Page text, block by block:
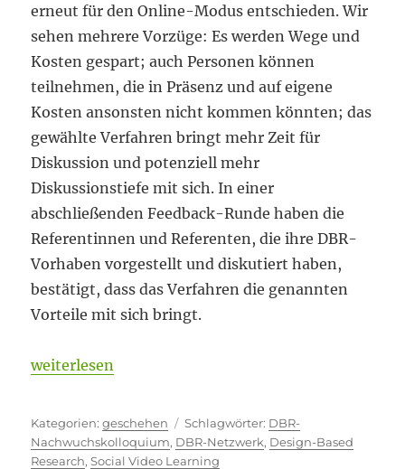
erneut für den Online-Modus entschieden. Wir
sehen mehrere Vorzüge: Es werden Wege und
Kosten gespart; auch Personen können
teilnehmen, die in Präsenz und auf eigene
Kosten ansonsten nicht kommen könnten; das
gewählte Verfahren bringt mehr Zeit für
Diskussion und potenziell mehr
Diskussionstiefe mit sich. In einer
abschließenden Feedback-Runde haben die
Referentinnen und Referenten, die ihre DBR-
Vorhaben vorgestellt und diskutiert haben,
bestätigt, dass das Verfahren die genannten
Vorteile mit sich bringt.
„Im letzten Drittel – Nachwuchskolloquium des
weiterlesen
Kategorien
geschehen Schlagwörter
DBR-
Nachwuchskolloquium, DBR-Netzwerk, Design-Based
Research,Social Video Learning